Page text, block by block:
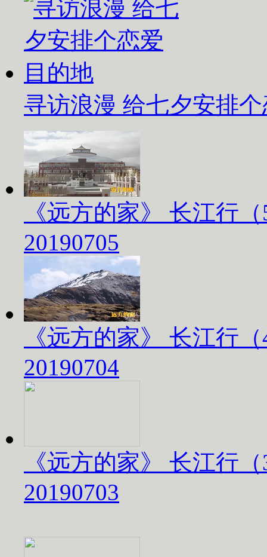
寻访浪漫 给七夕安排
《远方的家》 长江行
20190705
《远方的家》 长江行
20190704
《远方的家》 长江行
20190703